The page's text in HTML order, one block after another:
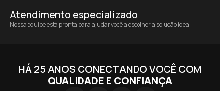
Atendimento especializado
Nossa equipe está pronta para ajudar você a escolher a solução ideal
HÁ 25 ANOS CONECTANDO VOCÊ COM
QUALIDADE E CONFIANÇA